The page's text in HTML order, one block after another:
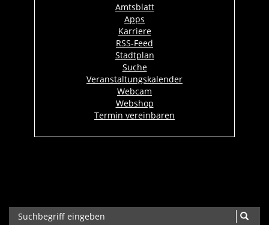
Amtsblatt
Apps
Karriere
RSS-Feed
Stadtplan
Suche
Veranstaltungskalender
Webcam
Webshop
Termin vereinbaren